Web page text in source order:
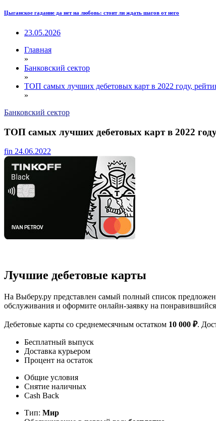
Цыганское гадание да нет на любовь: стоит ли ждать шагов от него
23.05.2026
Главная
»
Банковский сектор
»
ТОП самых лучших дебетовых карт в 2022 году,
»
Банковский сектор
ТОП самых лучших дебетовых карт в 2022
fin 24.06.2022
Лучшие дебетовые карты
На Выберу.ру представлен самый полный список
обслуживания и оформите онлайн-заявку на
Дебетовые карты со среднемесячным остатком 10 000 ₽.
Бесплатный выпуск
Доставка курьером
Процент на остаток
Общие условия
Снятие наличных
Cash Back
Тип: Мир